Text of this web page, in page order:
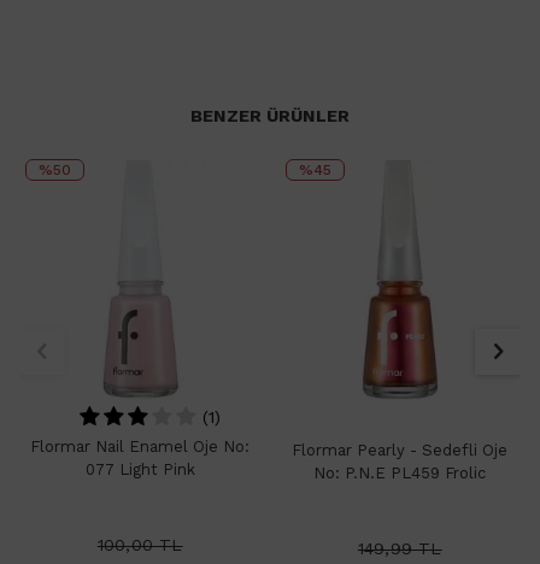
BENZER ÜRÜNLER
%50
(1)
Flormar Nail Enamel Oje No:
077 Light Pink
100,00TL
%45
Flormar Pearly - Sedefli Oje
No: P.N.E PL459 Frolic
149,99TL